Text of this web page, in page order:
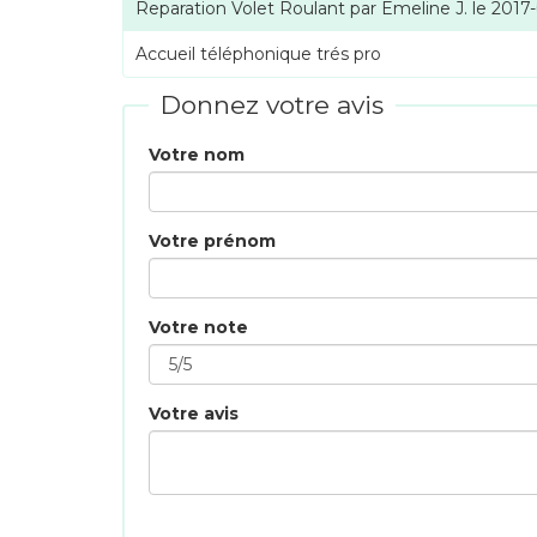
Reparation Volet Roulant par Emeline J. le
Accueil téléphonique trés pro
Donnez votre avis
Votre nom
Votre prénom
Votre note
Votre avis